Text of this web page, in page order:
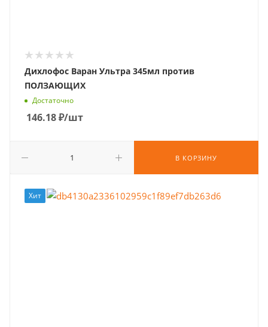
Дихлофос Варан Ультра 345мл против
ПОЛЗАЮЩИХ
Достаточно
146.18₽/шт
В КОРЗИНУ
Хит